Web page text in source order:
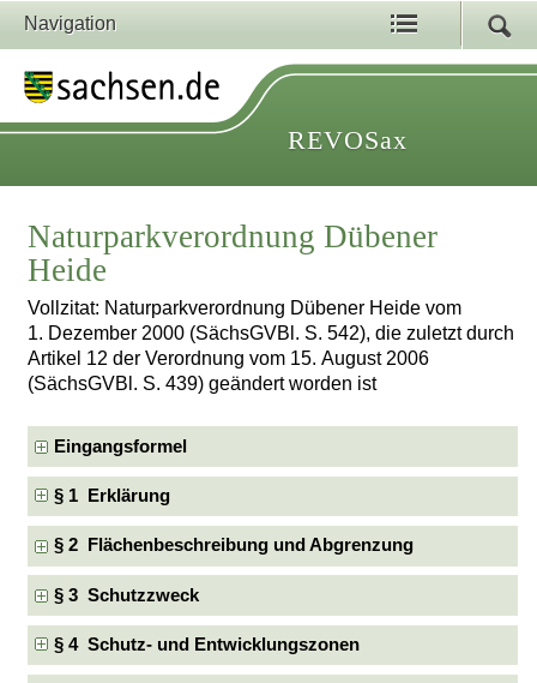
Navigation
REVOSax
Naturparkverordnung Dübener
Heide
Vollzitat: Naturparkverordnung Dübener Heide vom
1. Dezember 2000 (SächsGVBl. S. 542), die zuletzt durch
Artikel 12 der Verordnung vom 15. August 2006
(SächsGVBl. S. 439) geändert worden ist
Eingangsformel
§ 1 Erklärung
§ 2 Flächenbeschreibung und Abgrenzung
§ 3 Schutzzweck
§ 4 Schutz- und Entwicklungszonen